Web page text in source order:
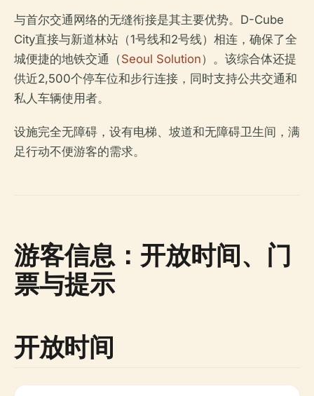
与首尔交通网络的无缝衔接是其主要优势。D-Cube
City直接与新道林站（1号线和2号线）相连，确保了全
城便捷的地铁交通（Seoul Solution）。该综合体还提
供近2,500个停车位和步行连接，同时支持公共交通和
私人车辆使用者。
设施完全无障碍，设有电梯、坡道和无障碍卫生间，满
足行动不便游客的需求。
游客信息：开放时间、门
票与提示
开放时间